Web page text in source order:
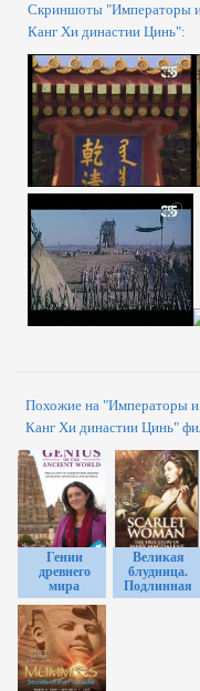
Скриншоты "Императоры
Канг Хи династии Цинь":
Похожие на "Императоры
Канг Хи династии Цинь"
Гении
древнего
мира
Великая
блудница.
Подлинная
история